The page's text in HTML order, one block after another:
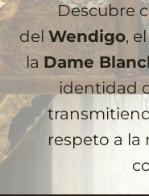
Descubre
del Wendigo,
la Dame
identidad
respeto a la